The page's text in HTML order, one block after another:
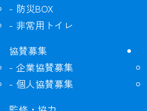
防災BOX
非常用トイレ
協賛募集
企業協賛募集
個人協賛募集